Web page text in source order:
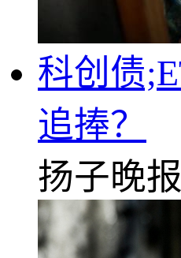
科创债
追捧？
扬子晚报